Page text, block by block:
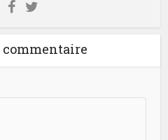
commentaire